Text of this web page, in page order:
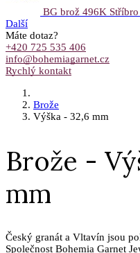
BG brož 496K
Další
Máte dotaz?
+420 725 535 406
info@bohemiagarnet.cz
Rychlý kontakt
Brože
Výška - 32,6 mm
Brože -
mm
Český granát a Vltavín jsou
Společnost Bohemia Garnet